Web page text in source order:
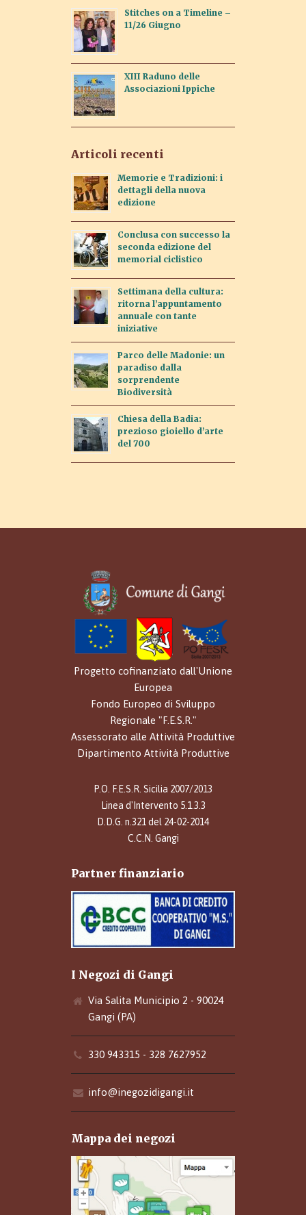
Stitches on a Timeline –
11/26 Giugno
XIII Raduno delle
Associazioni Ippiche
Articoli recenti
Memorie e Tradizioni: i
dettagli della nuova
edizione
Conclusa con successo la
seconda edizione del
memorial ciclistico
Settimana della cultura:
ritorna l’appuntamento
annuale con tante
iniziative
Parco delle Madonie: un
paradiso dalla
sorprendente
Biodiversità
Chiesa della Badia:
prezioso gioiello d’arte
del 700
Progetto cofinanziato dall'Unione
Europea
Fondo Europeo di Sviluppo
Regionale "F.E.S.R."
Assessorato alle Attività Produttive
Dipartimento Attività Produttive
P.O. F.E.S.R. Sicilia 2007/2013
Linea d'Intervento 5.1.3.3
D.D.G. n.321 del 24-02-2014
C.C.N. Gangi
Partner finanziario
I Negozi di Gangi
Via Salita Municipio 2 - 90024
Gangi (PA)
330 943315 - 328 7627952
info@inegozidigangi.it
Mappa dei negozi